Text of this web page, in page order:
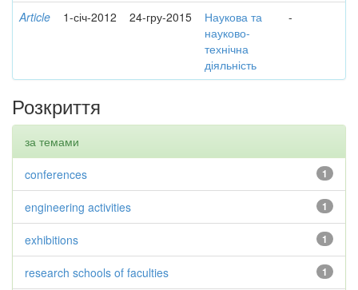
Article 1-січ-2012 24-гру-2015
Наукова та
науково-
технічна
діяльність
-
Розкриття
за темами
1
conferences
1
engineering activities
1
exhibitions
1
research schools of faculties